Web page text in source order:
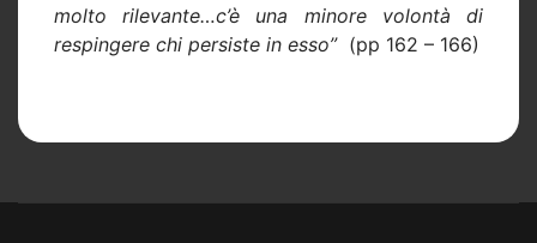
molto rilevante…c’è una minore volontà di
respingere chi persiste in esso” (pp 162 – 166)